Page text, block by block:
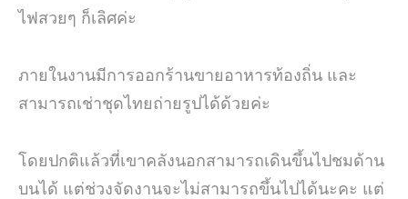
ไฟสวยๆ ก็เลิศค่ะ
ภายในงานมีการออกร้านขายอาหารท้องถิ่น และ
สามารถเช่าชุดไทยถ่ายรูปได้ด้วยค่ะ
โดยปกติแล้วที่เขาคลังนอกสามารถเดินขึ้นไปชมด้าน
บนได้ แต่ช่วงจัดงานจะไม่สามารถขึ้นไปได้นะคะ แต่